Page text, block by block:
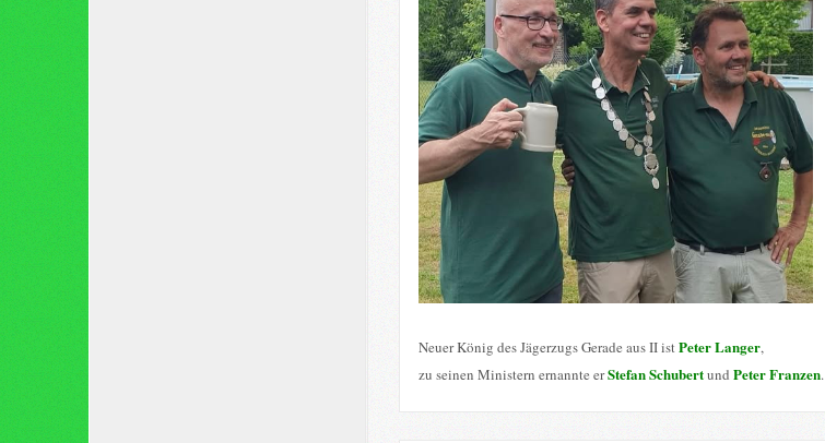
Neuer König des Jägerzugs Gerade aus II istPeter Langer,
zu seinen Ministern ernannte erStefan Schubertund Peter Franzen.